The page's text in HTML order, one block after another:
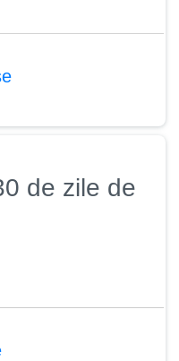
de zile de